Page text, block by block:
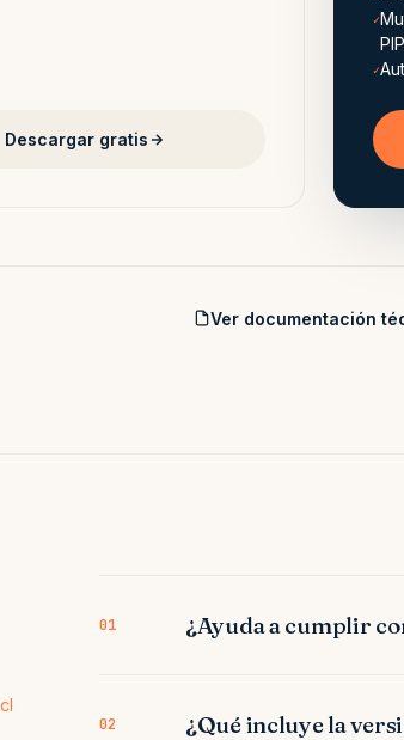
Descargar gratis
✓
✓
Ver documentación
01 ¿Ayuda a cumplir
02 ¿Qué incluye la